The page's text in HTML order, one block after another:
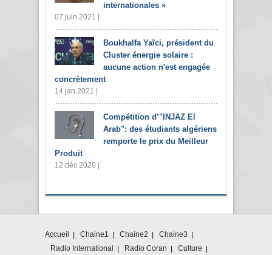
internationales »
07 juin 2021 |
Boukhalfa Yaïci, président du
Cluster énergie solaire :
aucune action n'est engagée
concrètement
14 jan 2021 |
Compétition d’"INJAZ El
Arab": des étudiants algériens
remporte le prix du Meilleur
Produit
12 déc 2020 |
Accueil Chaine1 Chaine2
Chaine3
Radio International
Radio Coran Culture